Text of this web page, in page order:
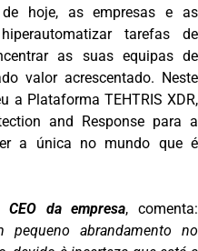
hoje, as empresas e as
tarefas de
as suas equipas de
valor acrescentado. Neste
a Plataforma TEHTRIS XDR,
and Response para a
a única no mundo que é
CEO da empresa, comenta:
pequeno abrandamento no